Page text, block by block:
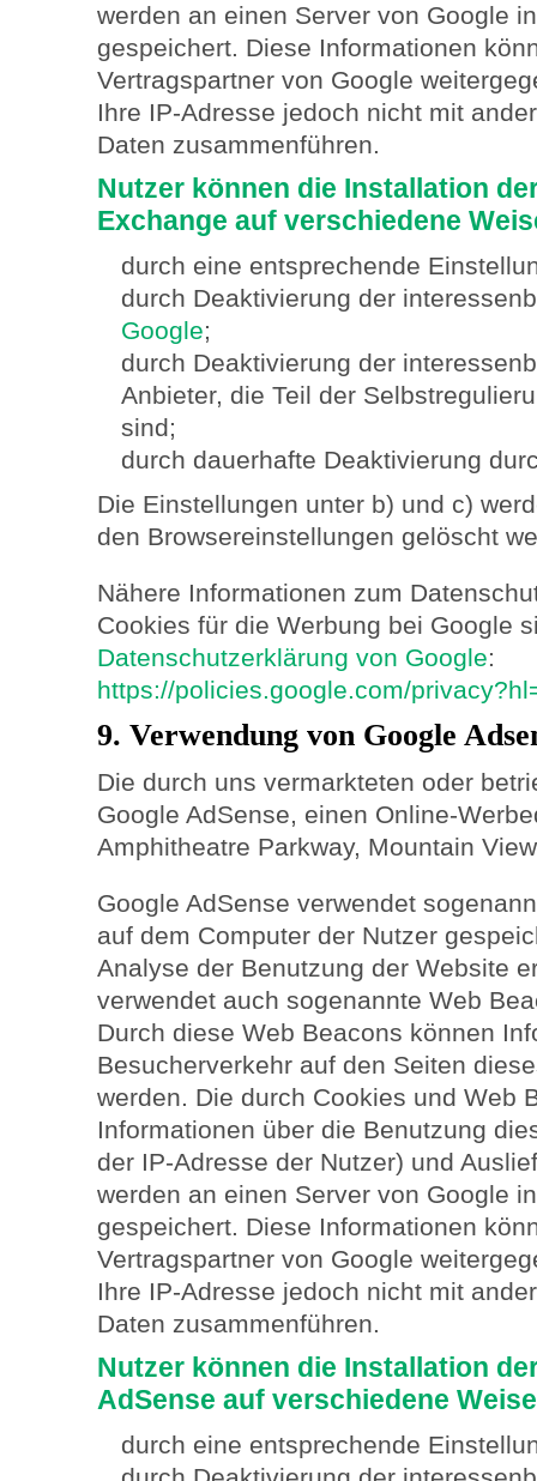
werden an einen Server von Google
gespeichert. Diese Informationen
Vertragspartner von Google
Ihre IP-Adresse jedoch nicht mit
Daten zusammenführen.
Nutzer können die Installation
Exchange auf verschiedene
durch eine entsprechende
durch Deaktivierung der
Google;
durch Deaktivierung der
Anbieter, die Teil der
sind;
durch dauerhafte Deaktivierung
Die Einstellungen unter b) und c)
den Browsereinstellungen gelöscht
Nähere Informationen zum
Cookies für die Werbung bei Google
Datenschutzerklärung von Google:
https://policies.google.com/
9. Verwendung von Google
Die durch uns vermarkteten oder
Google AdSense, einen Online-
Amphitheatre Parkway, Mountain
Google AdSense verwendet
auf dem Computer der Nutzer
Analyse der Benutzung der Website
verwendet auch sogenannte Web
Durch diese Web Beacons können
Besucherverkehr auf den Seiten
werden. Die durch Cookies und Web
Informationen über die Benutzung
der IP-Adresse der Nutzer) und
werden an einen Server von Google
gespeichert. Diese Informationen
Vertragspartner von Google
Ihre IP-Adresse jedoch nicht mit
Daten zusammenführen.
Nutzer können die Installation
AdSense auf verschiedene
durch eine entsprechende